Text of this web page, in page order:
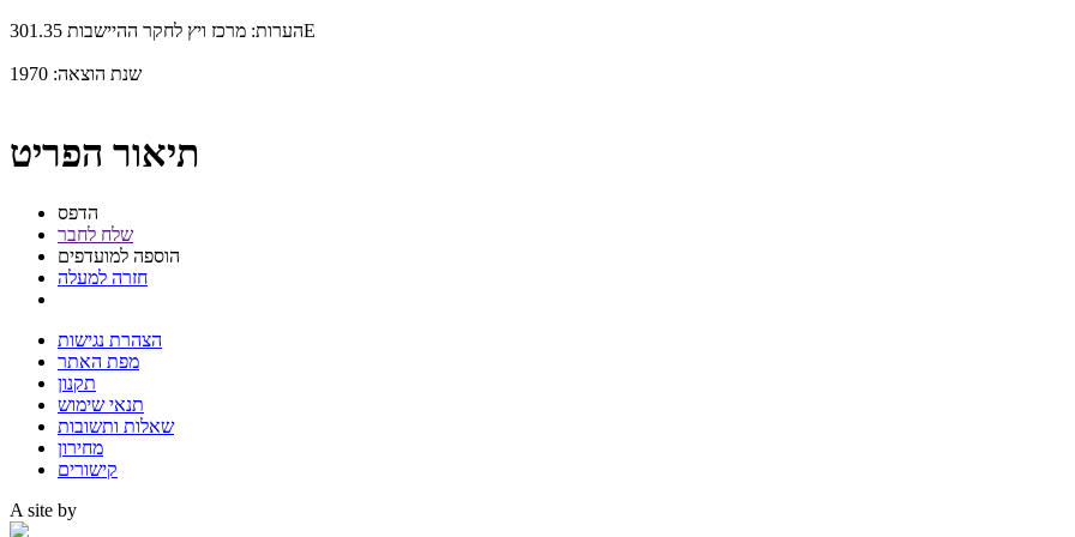
הערות:מרכז ויץ לחקר ההיישבות 301.35E
שנת הוצאה: 1970
תיאור הפריט
הדפס
שלח לחבר
הוספה למועדפים
חזרה למעלה
הצהרת נגישות
מפת האתר
תקנון
תנאי שימוש
שאלות ותשובות
מחירון
קישורים
A site by